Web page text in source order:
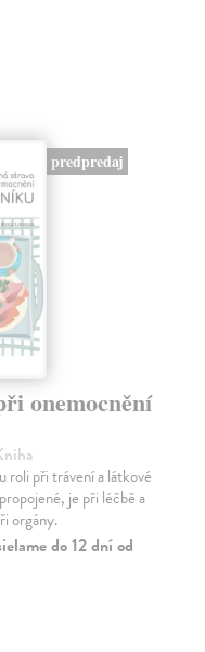
predpredaj
onemocnění
roli při trávení a látkové
je při léčbě a
orgány.
do 12 dní od